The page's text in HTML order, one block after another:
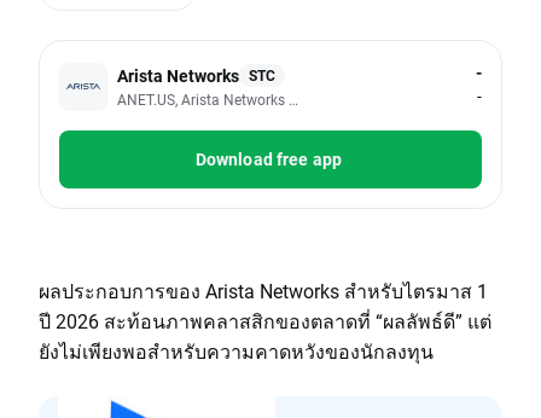
Arista Networks STC
ANET.US, Arista Networks Inc
-
-
Download free app
ผลประกอบการของ Arista Networks สำหรับไตรมาส 1
ปี 2026 สะท้อนภาพคลาสสิกของตลาดที่ “ผลลัพธ์ดี” แต่
ยังไม่เพียงพอสำหรับความคาดหวังของนักลงทุน